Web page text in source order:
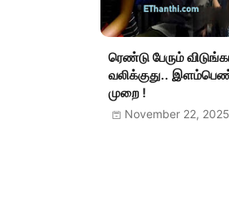
ரெண்டு பேரும்
வலிக்குது..
முறை !
November 22, 2025